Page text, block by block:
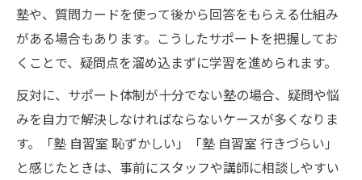
塾や、質問カードを使って後から回答をもらえる仕組み
がある場合もあります。こうしたサポートを把握してお
くことで、疑問点を溜め込まずに学習を進められます。
反対に、サポート体制が十分でない塾の場合、疑問や悩
みを自力で解決しなければならないケースが多くなりま
す。「塾 自習室 恥ずかしい」「塾 自習室 行きづらい」
と感じたときは、事前にスタッフや講師に相談しやすい